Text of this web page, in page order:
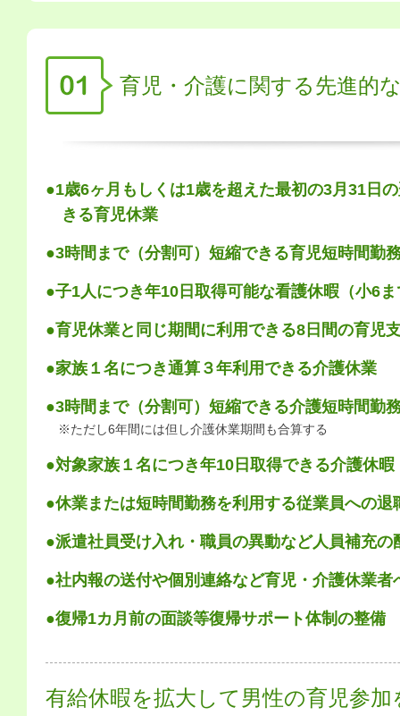
育児・介護に関する先進的
●1歳6ヶ月もしくは1歳を超えた最初の3月31日
きる育児休業
●3時間まで（分割可）短縮できる育児短時間勤
●子1人につき年10日取得可能な看護休暇（小6
●育児休業と同じ期間に利用できる8日間の育児
●家族１名につき通算３年利用できる介護休業
●3時間まで（分割可）短縮できる介護短時間勤
※ただし6年間には但し介護休業期間も合算する
●対象家族１名につき年10日取得できる介護休暇
●休業または短時間勤務を利用する従業員への退
●派遣社員受け入れ・職員の異動など人員補充の
●社内報の送付や個別連絡など育児・介護休業者
●復帰1カ月前の面談等復帰サポート体制の整備
有給休暇を拡大して男性の育児参加